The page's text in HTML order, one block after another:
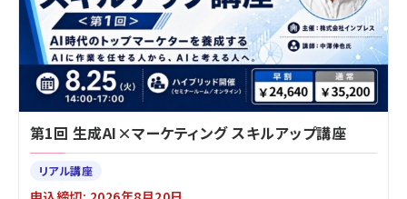
第1回 生成AI×マーケティング スキルアップ講座
リアル講座